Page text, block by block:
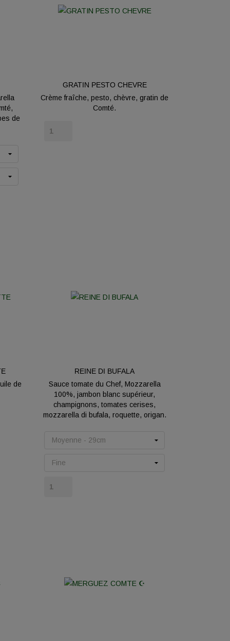
de
GRATIN PESTO CHEVRE
Crème fraîche, pesto, chèvre, gratin de
Comté.
de
REINE DI BUFALA
Sauce tomate du Chef, Mozzarella
100%, jambon blanc supérieur,
champignons, tomates cerises,
mozzarella di bufala, roquette, origan.